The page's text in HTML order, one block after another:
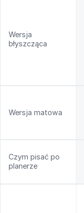
Wersja
błyszcząca
Wersja matowa
Czym pisać po
planerze